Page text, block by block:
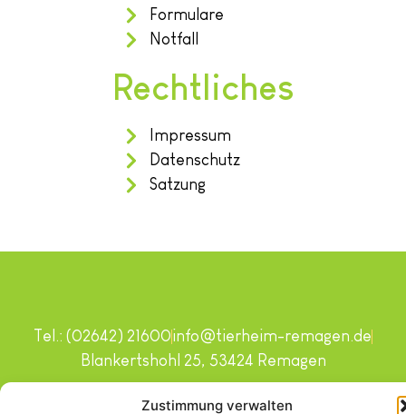
Zustimmung verwalten
Formulare
Notfall
Rechtliches
Impressum
Datenschutz
Satzung
Copyright © 2024. Alle Rechte vorbehalten.
Tel.: (02642) 21600info@tierheim-remagen.de
Blankertshohl 25, 53424 Remagen